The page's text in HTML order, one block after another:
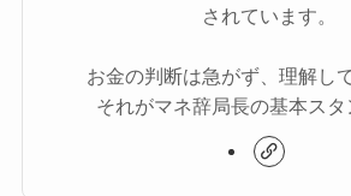
されています。
お金の判断は急がず、理解し
それがマネ辞局長の基本スタ